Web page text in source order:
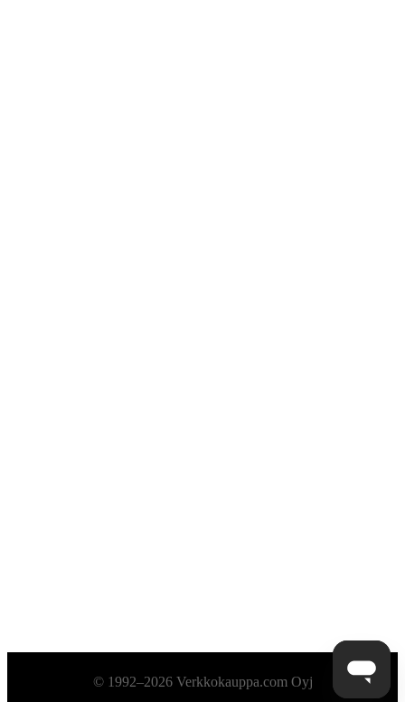
Alatunniste© 1992–2026 Verkkokauppa.com Oyj